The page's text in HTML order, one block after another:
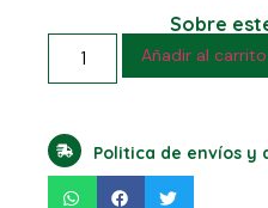
Sobre
Añadir al carrito
Politica de envíos y